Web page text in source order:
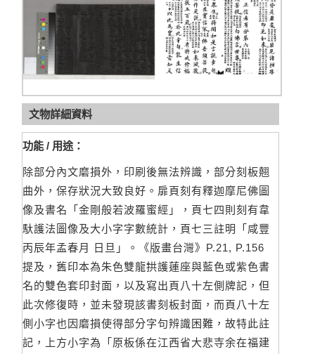
文物詳細資料
功能 / 用途：
除部分內文磨損外，印刷後無法辨識，部分刻板翹
曲外，保存狀況大致良好。扉頁刻有釋迦摩尼佛圖
像及書名「金剛般若波羅蜜經」，頁七四則刻有韋
馱護法圖像及大小字字數統計，頁七三註明「咸豐
丙辰年孟春月 日旦」。《版畫台灣》P.21, P.156
提及，舊印本為朱色雙龍拱護蓮座與藍色或紫色書
名的雙色套印封面，以及寫出頁八十左側牌記，但
此次修復時，並未發現該書刻板封面，而頁八十左
側小字也因磨損使得部分字句辨識困難，故特此註
記，上方小字為「原板係在江西省大悲寺余在福建